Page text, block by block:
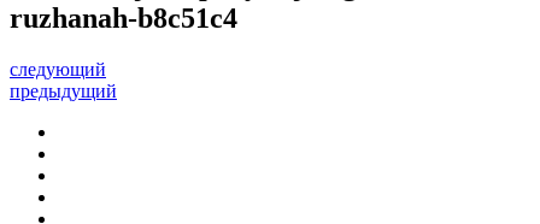
ruzhanah-b8c51c4
следующий
предыдущий